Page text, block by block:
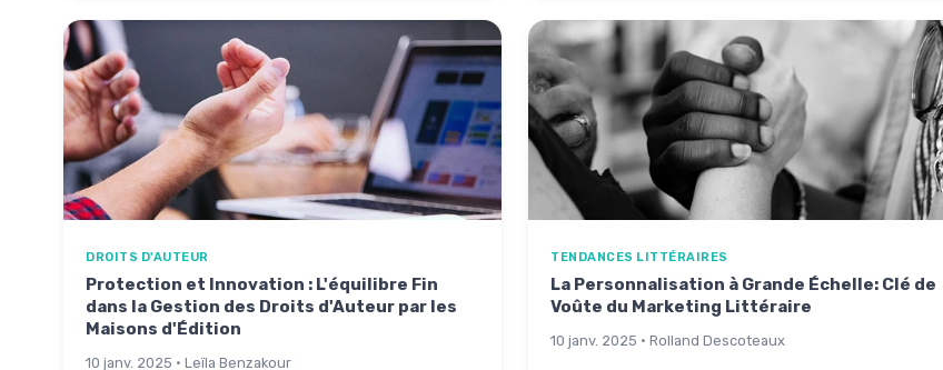
DROITS D'AUTEUR
Protection et Innovation : L'équilibre Fin
dans la Gestion des Droits d'Auteur par les
Maisons d'Édition
10 janv. 2025 · Leïla Benzakour
TENDANCES LITTÉRAIRES
La Personnalisation à Grande Échelle: Clé de
Voûte du Marketing Littéraire
10 janv. 2025 · Rolland Descoteaux